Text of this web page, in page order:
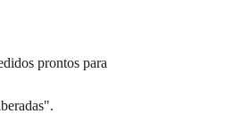
prontos para